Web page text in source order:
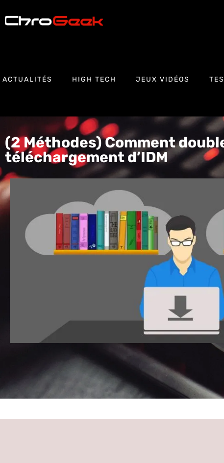
ACTUALITÉS HIGH TECH JEUX VIDÉOS
(2 Méthodes) Comment
téléchargement d’IDM